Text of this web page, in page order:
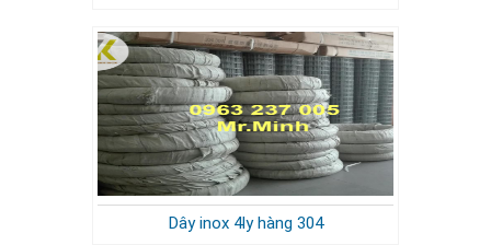
Dây inox 4ly hàng 304